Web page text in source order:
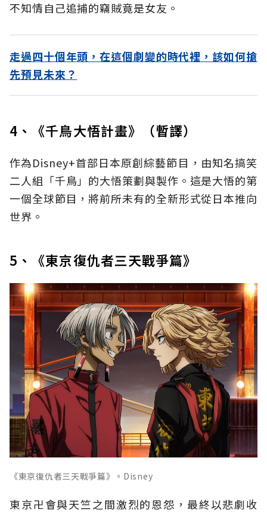
不知情自己追捕的竊賊竟是女友。
走過四十個年頭，在這個劇變的時代裡，該如何搶
先預見未來？
4、《千鳥大悟計畫》（暫譯）
作為Disney+首部日本原創綜藝節目，由知名搞笑
二人組「千鳥」的大悟策劃與製作。這是大悟的第
一個全球節目，將前所未有的全新形式從日本推向
世界。
5、《東京復仇者三天戰爭篇》
《東京復仇者三天戰爭篇》。Disney
東京卍會與天竺之間激烈的恩怨，最終以悲劇收